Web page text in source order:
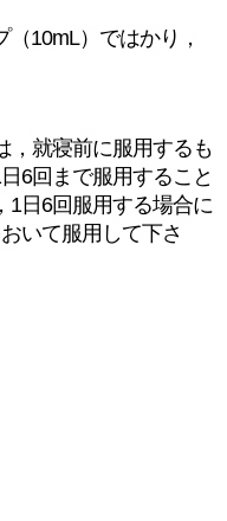
10mL）ではかり，
，就寝前に服用するも
6回まで服用すること
1日6回服用する場合に
いて服用して下さ